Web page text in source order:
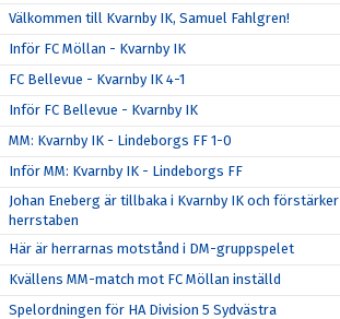
Välkommen till Kvarnby IK, Samuel Fahlgren!
Inför FC Möllan - Kvarnby IK
FC Bellevue - Kvarnby IK 4-1
Inför FC Bellevue - Kvarnby IK
MM: Kvarnby IK - Lindeborgs FF 1-0
Inför MM: Kvarnby IK - Lindeborgs FF
Johan Eneberg är tillbaka i Kvarnby IK och förstärker
herrstaben
Här är herrarnas motstånd i DM-gruppspelet
Kvällens MM-match mot FC Möllan inställd
Spelordningen för HA Division 5 Sydvästra